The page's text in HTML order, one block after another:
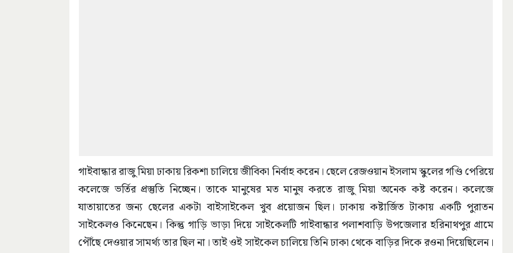
গাইবান্ধার রাজু মিয়া ঢাকায় রিকশা চালিয়ে জীবিকা নির্বাহ করেন। ছেলে রেজওয়ান ইসলাম স্কুলের গণ্ডি পেরিয়ে
কলেজে ভর্তির প্রস্তুতি নিচ্ছেন। তাকে মানুষের মত মানুষ করতে রাজু মিয়া অনেক কষ্ট করেন। কলেজে
যাতায়াতের জন্য ছেলের একটা বাইসাইকেল খুব প্রয়োজন ছিল। ঢাকায় কষ্টার্জিত টাকায় একটি পুরাতন
সাইকেলও কিনেছেন। কিন্তু গাড়ি ভাড়া দিয়ে সাইকেলটি গাইবান্ধার পলাশবাড়ি উপজেলার হরিনাথপুর গ্রামে
পৌঁছে দেওয়ার সামর্থ্য তার ছিল না। তাই ওই সাইকেল চালিয়ে তিনি ঢাকা থেকে বাড়ির দিকে রওনা দিয়েছিলেন।